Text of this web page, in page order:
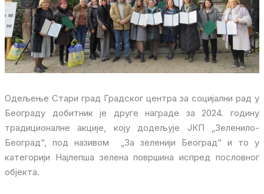
Одељење Стари град Градског центра за социјални рад у
Београду добитник је друге награде за 2024. годину
традиционалне акције, коју додељује ЈКП „Зеленило-
Београд“, под називом „За зеленији Београд“ и то у
категорији Најлепша зелена површина испред пословног
објекта.